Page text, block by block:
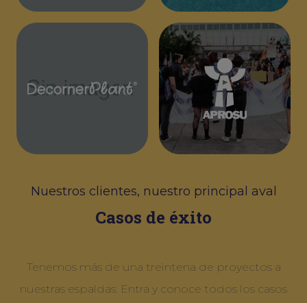
Nuestros clientes, nuestro principal aval
Casos de éxito
Tenemos más de una treintena de proyectos a
nuestras espaldas. Entra y conoce todos los casos